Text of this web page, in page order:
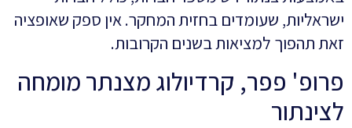
ישראליות, שעומדים בחזית המחקר. אין ספק שאופציה
זאת תהפוך למציאות בשנים הקרובות.
פרופ' פפר, קרדיולוג מצנתר מומחה
לצינתור